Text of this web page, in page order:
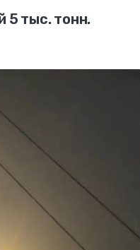
5 тыс. тонн.